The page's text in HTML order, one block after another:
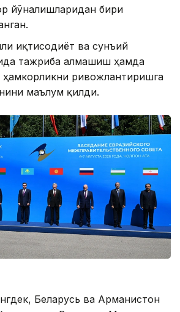
йўналишларидан бири
иқтисодиёт ва сунъий
тажриба алмашиш ҳамда
ҳамкорликни ривожлантиришга
маълум қилди.
Беларусь ва Арманистон